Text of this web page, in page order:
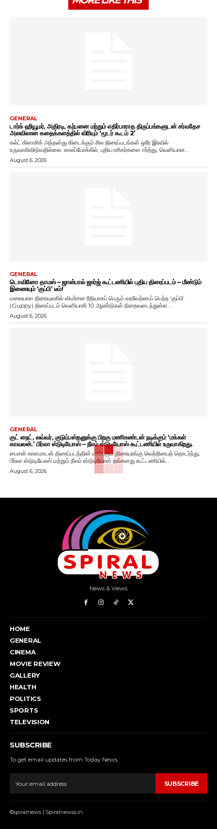
GENERAL
டார்க் ஹியூமர், அதிரடி, கற்பனை மற்றும் எதிர்பாராத திருப்பங்களுடன் சர்வதேச
அளவிலான கதைக்களத்தில் விரியும் ‘மூடர் கூடம் 2’
கல்ட் கிளாசிக் அந்தஸ்து கிடைக்கும் சில திரைப்படங்கள் ஒரே இரவில்
உருவாகிவிடுவதில்லை. காலப்போக்கில், புதிய ரசிகர்களை ஈர்த்து, வெளியான...
August 6, 2026
GENERAL
டொவினோ தாமஸ் – ஜான்பால் ஜார்ஜ் கூட்டணியில் புதிய திரைப்படம் – மீண்டும்
இணையும் ‘குப்பி’ டீம்!
மலையாள திரையுலகில் விமர்சன ரீதியாகப் பெரும் வரவேற்பைப் பெற்ற ‘குப்பி’
(Guppy) திரைப்படம் வெளியாகி 10 ஆண்டுகள் நிறைவடைந்துள்ள...
August 6, 2026
GENERAL
குட் நைட், லவ்வர், குடும்பஸ்தனுக்கு பிறகு மணிகண்டன் நடிக்கும் ‘மக்கள்
காவலன்.’ பிர்லா ஸ்டுடியோஸ் – நீலம் ஸ்டுடியோஸ் கூட்டணியில் உருவாகிறது.
பைசன் காளமாடன் திரைப்படத்தின் மாபெரும் திரையரங்கு வெற்றியைத் தொடர்ந்து,
பிர்லா ஸ்டுடியோஸ் மற்றும் நீலம் ஸ்டுடியோஸ் தங்களது கூட்டணியில்...
August 6, 2026
News & Views
HOME
GENERAL
CINEMA
MOVIE REVIEW
GALLERY
HEALTH
POLITICS
SPORTS
TELEVISION
SUBSCRIBE
To get email updates from Today News.
SUBSCRIBE
©spiralnews | Spiralnewss.in